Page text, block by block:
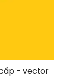
cấp – vector